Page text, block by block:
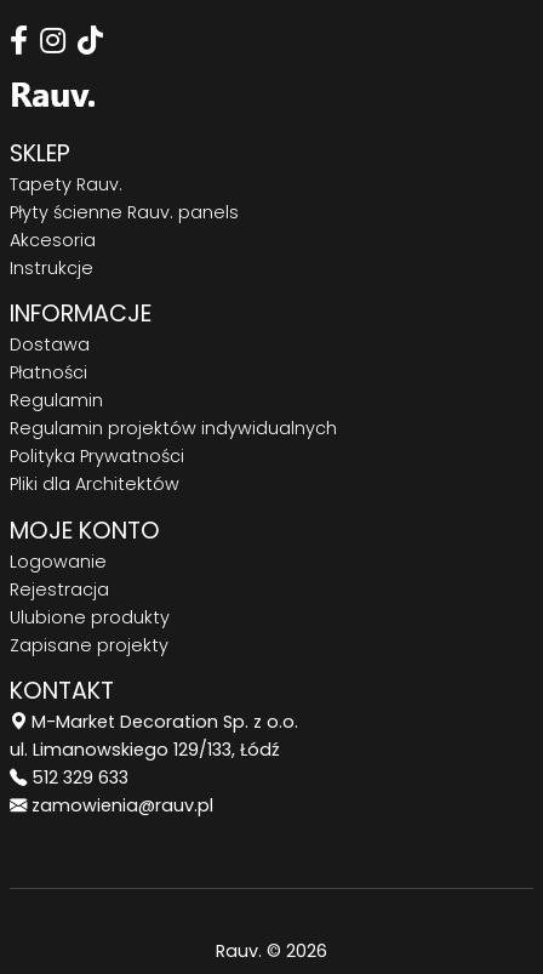
SKLEP
Tapety Rauv.
Płyty ścienne Rauv. panels
Akcesoria
Instrukcje
INFORMACJE
Dostawa
Płatności
Regulamin
Regulamin projektów indywidualnych
Polityka Prywatności
Pliki dla Architektów
MOJE KONTO
Logowanie
Rejestracja
Ulubione produkty
Zapisane projekty
KONTAKT
M-Market Decoration Sp. z o.o.
ul. Limanowskiego 129/133, Łódź
512 329 633
zamowienia@rauv.pl
Rauv. © 2026